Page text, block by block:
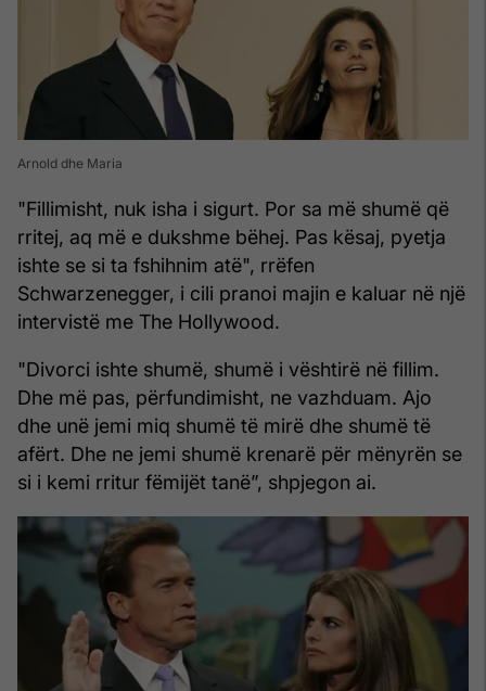
Arnold dhe Maria
"Fillimisht, nuk isha i sigurt. Por sa më shumë që
rritej, aq më e dukshme bëhej. Pas kësaj, pyetja
ishte se si ta fshihnim atë", rrëfen
Schwarzenegger, i cili pranoi majin e kaluar në një
intervistë me The Hollywood.
"Divorci ishte shumë, shumë i vështirë në fillim.
Dhe më pas, përfundimisht, ne vazhduam. Ajo
dhe unë jemi miq shumë të mirë dhe shumë të
afërt. Dhe ne jemi shumë krenarë për mënyrën se
si i kemi rritur fëmijët tanë”, shpjegon ai.